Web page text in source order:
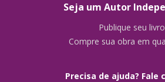
Seja um Autor
Publique seu livro
Compre sua obra em
Precisa de ajuda? Fale